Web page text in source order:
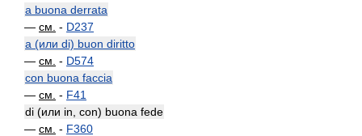
a buona derrata
— см. - D237
a (или di) buon diritto
— см. - D574
con buona faccia
— см. - F41
di (или in, con) buona fede
— см. - F360